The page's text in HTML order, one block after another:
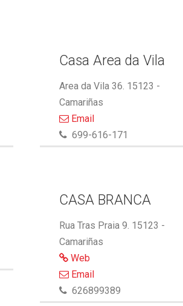
Casa Area da Vila
Area da Vila 36. 15123 -
Camariñas
Email
699-616-171
CASA BRANCA
Rua Tras Praia 9. 15123 -
Camariñas
Web
Email
626899389